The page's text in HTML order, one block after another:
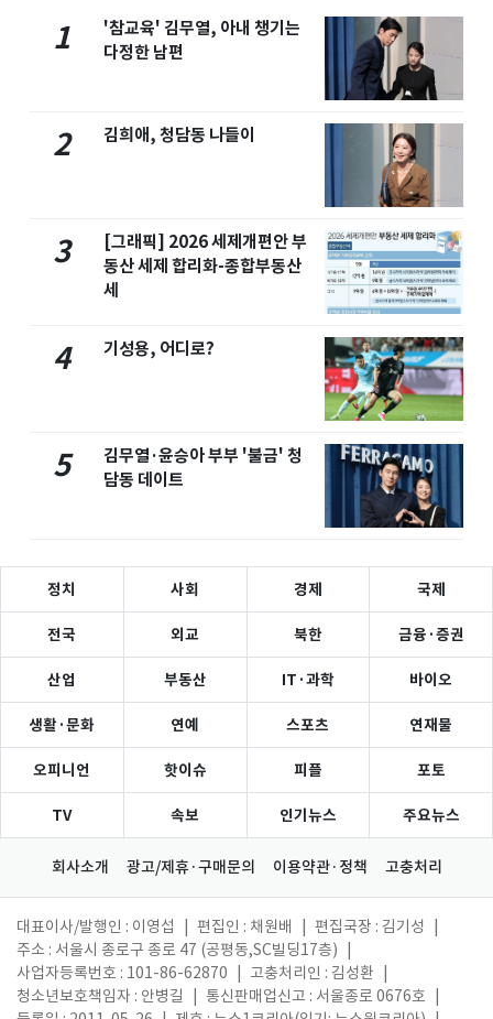
1
'참교육' 김무열, 아내 챙기는
다정한 남편
2 김희애, 청담동 나들이
3
[그래픽] 2026 세제개편안 부
동산 세제 합리화-종합부동산
세
4 기성용, 어디로?
5
김무열·윤승아 부부 '불금' 청
담동 데이트
정치 사회 경제 국제
전국 외교 북한 금융·증권
산업 부동산 IT·과학 바이오
생활·문화 연예 스포츠 연재물
오피니언 핫이슈 피플 포토
TV 속보 인기뉴스 주요뉴스
회사소개 광고/제휴·구매문의 이용약관·정책 고충처리
대표이사/발행인 : 이영섭 편집인 : 채원배 편집국장 : 김기성
주소 : 서울시 종로구 종로 47 (공평동,SC빌딩17층)
사업자등록번호 : 101-86-62870
고충처리인 : 김성환
청소년보호책임자 : 안병길
통신판매업신고 : 서울종로 0676호